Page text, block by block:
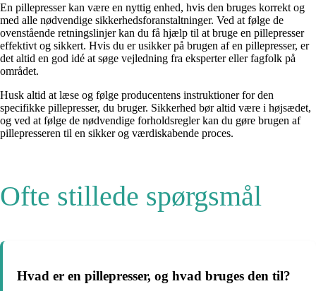
En pillepresser kan være en nyttig enhed, hvis den bruges korrekt og
med alle nødvendige sikkerhedsforanstaltninger. Ved at følge de
ovenstående retningslinjer kan du få hjælp til at bruge en pillepresser
effektivt og sikkert. Hvis du er usikker på brugen af en pillepresser, er
det altid en god idé at søge vejledning fra eksperter eller fagfolk på
området.
Husk altid at læse og følge producentens instruktioner for den
specifikke pillepresser, du bruger. Sikkerhed bør altid være i højsædet,
og ved at følge de nødvendige forholdsregler kan du gøre brugen af
pillepresseren til en sikker og værdiskabende proces.
Ofte stillede spørgsmål
Hvad er en pillepresser, og hvad bruges den til?